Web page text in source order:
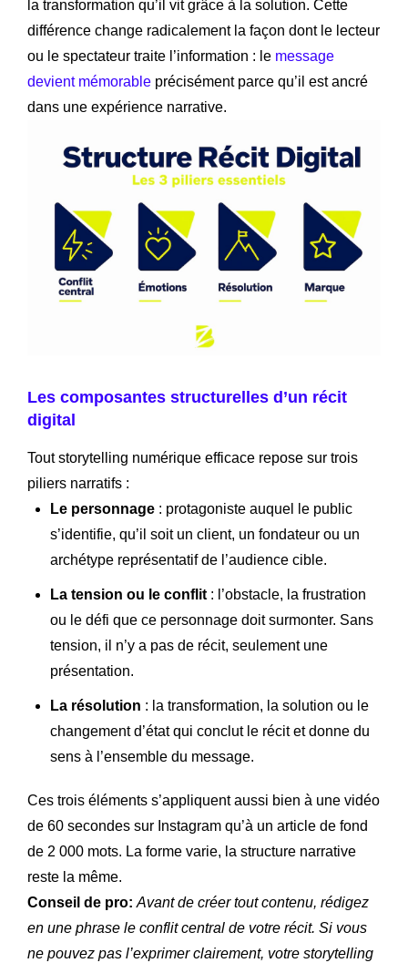
la transformation qu’il vit grâce à la solution. Cette
différence change radicalement la façon dont le lecteur
ou le spectateur traite l’information : le message
devient mémorable précisément parce qu’il est ancré
dans une expérience narrative.
Les composantes structurelles d’un récit
digital
Tout storytelling numérique efficace repose sur trois
piliers narratifs :
Le personnage : protagoniste auquel le public
s’identifie, qu’il soit un client, un fondateur ou un
archétype représentatif de l’audience cible.
La tension ou le conflit : l’obstacle, la frustration
ou le défi que ce personnage doit surmonter. Sans
tension, il n’y a pas de récit, seulement une
présentation.
La résolution : la transformation, la solution ou le
changement d’état qui conclut le récit et donne du
sens à l’ensemble du message.
Ces trois éléments s’appliquent aussi bien à une vidéo
de 60 secondes sur Instagram qu’à un article de fond
de 2 000 mots. La forme varie, la structure narrative
reste la même.
Conseil de pro: Avant de créer tout contenu, rédigez
en une phrase le conflit central de votre récit. Si vous
ne pouvez pas l’exprimer clairement, votre storytelling